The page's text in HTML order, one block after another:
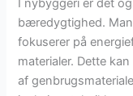
I nybyggeri er det
bæredygtighed.
fokuserer på
materialer. Dette
af